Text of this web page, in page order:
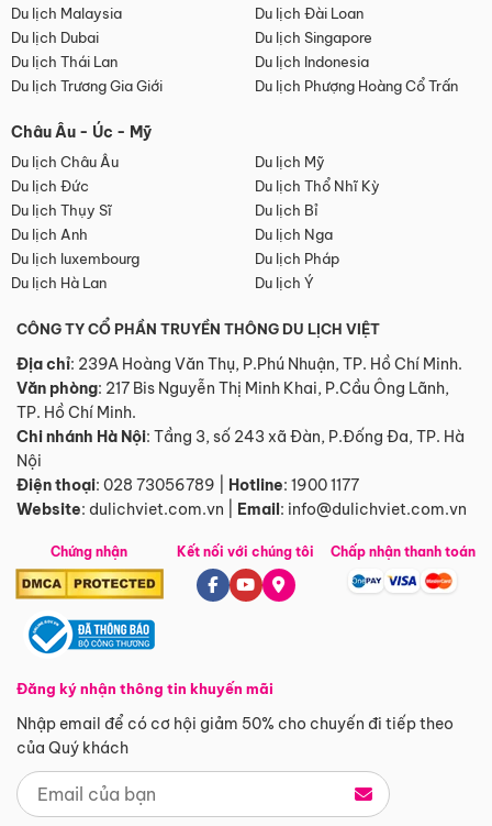
Du lịch Malaysia
Du lịch Đài Loan
Du lịch Dubai
Du lịch Singapore
Du lịch Thái Lan
Du lịch Indonesia
Du lịch Trương Gia Giới
Du lịch Phượng Hoàng Cổ Trấn
Châu Âu - Úc - Mỹ
Du lịch Châu Âu
Du lịch Mỹ
Du lịch Đức
Du lịch Thổ Nhĩ Kỳ
Du lịch Thụy Sĩ
Du lịch Bỉ
Du lịch Anh
Du lịch Nga
Du lịch luxembourg
Du lịch Pháp
Du lịch Hà Lan
Du lịch Ý
CÔNG TY CỔ PHẦN TRUYỀN THÔNG DU LỊCH VIỆT
Địa chỉ: 239A Hoàng Văn Thụ, P.Phú Nhuận, TP. Hồ Chí Minh.
Văn phòng: 217 Bis Nguyễn Thị Minh Khai, P.Cầu Ông Lãnh,
TP. Hồ Chí Minh.
Chi nhánh Hà Nội: Tầng 3, số 243 xã Đàn, P.Đống Đa, TP. Hà
Nội
Điện thoại: 028 73056789 Hotline: 1900 1177
Website: dulichviet.com.vn Email: info@dulichviet.com.vn
Chứng nhận
Đăng ký nhận thông tin khuyến mãi
Nhập email để có cơ hội giảm 50% cho chuyến đi tiếp theo
của Quý khách
Kết nối với chúng tôi Chấp nhận thanh toán